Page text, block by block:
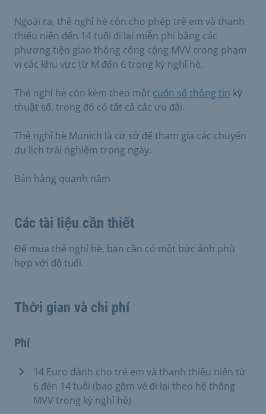
Ngoài ra, thẻ nghỉ hè còn cho phép trẻ em và thanh
thiếu niên đến 14 tuổi đi lại miễn phí bằng các
phương tiện giao thông công cộng MVV trong phạm
vi các khu vực từ M đến 6 trong kỳ nghỉ hè.
Thẻ nghỉ hè còn kèm theo một cuốn sổ thông tin kỹ
thuật số, trong đó có tất cả các ưu đãi.
Thẻ nghỉ hè Munich là cơ sở để tham gia các chuyến
du lịch trải nghiệm trong ngày.
Bán hàng quanh năm
Các tài liệu cần thiết
Để mua thẻ nghỉ hè, bạn cần có một bức ảnh phù
hợp với độ tuổi.
Thời gian và chi phí
Phí
14 Euro dành cho trẻ em và thanh thiếu niên từ
6 đến 14 tuổi (bao gồm vé đi lại theo hệ thống
MVV trong kỳ nghỉ hè)